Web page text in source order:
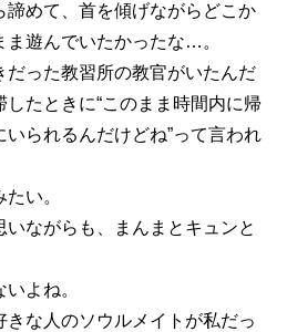
めて、首を傾げながらどこか
遊んでいたかったな…。
った教習所の教官がいたんだ
たときに“このまま時間内に帰
られるんだけどね”って言われ
い。
ながらも、まんまとキュンと
よね。
な人のソウルメイトが私だっ